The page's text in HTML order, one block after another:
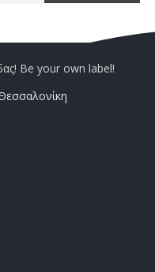
Be your own label!